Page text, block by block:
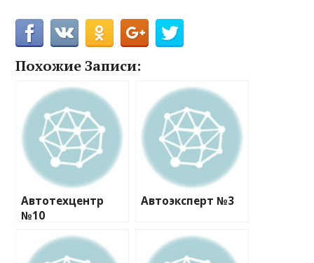
Похожие Записи:
Автотехцентр
№10
Автоэксперт №3